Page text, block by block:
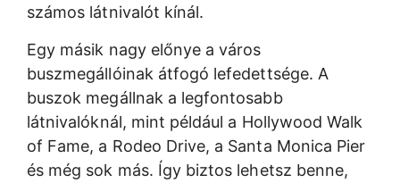
számos látnivalót kínál.
Egy másik nagy előnye a város
buszmegállóinak átfogó lefedettsége. A
buszok megállnak a legfontosabb
látnivalóknál, mint például a Hollywood Walk
of Fame, a Rodeo Drive, a Santa Monica Pier
és még sok más. Így biztos lehetsz benne,